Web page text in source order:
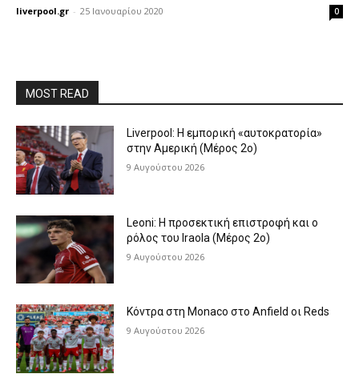
liverpool.gr - 25 Ιανουαρίου 2020 0
MOST READ
Liverpool: Η εμπορική «αυτοκρατορία»
στην Αμερική (Μέρος 2ο)
9 Αυγούστου 2026
Leoni: Η προσεκτική επιστροφή και ο
ρόλος του Iraola (Μέρος 2ο)
9 Αυγούστου 2026
Κόντρα στη Monaco στο Anfield οι Reds
9 Αυγούστου 2026